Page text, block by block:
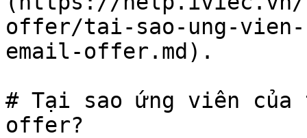
offer/tai-sao-ung-vien-
email-offer.md).
# Tại sao ứng viên của
offer?